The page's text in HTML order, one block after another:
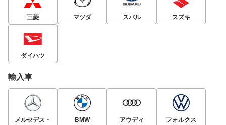
三菱 マツダ スバル スズキ
ダイハツ
輸入車
メルセデス・
BMW アウディ
フォルクス